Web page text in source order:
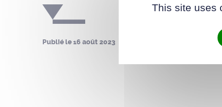
Publié le16 août 2023
This site uses